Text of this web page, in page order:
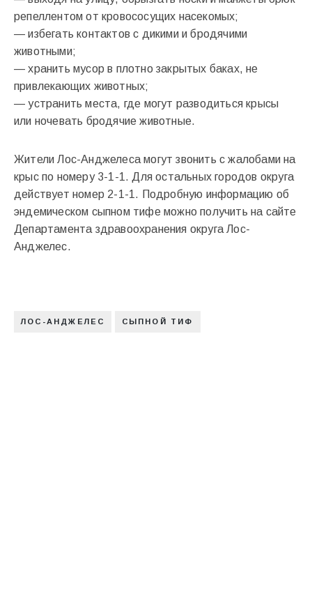
репеллентом от кровососущих насекомых;
— избегать контактов с дикими и бродячими
животными;
— хранить мусор в плотно закрытых баках, не
привлекающих животных;
— устранить места, где могут разводиться крысы
или ночевать бродячие животные.
Жители Лос-Анджелеса могут звонить с жалобами на
крыс по номеру 3-1-1. Для остальных городов округа
действует номер 2-1-1. Подробную информацию об
эндемическом сыпном тифе можно получить на сайте
Департамента здравоохранения округа Лос-
Анджелес.
ЛОС-АНДЖЕЛЕС СЫПНОЙ ТИФ